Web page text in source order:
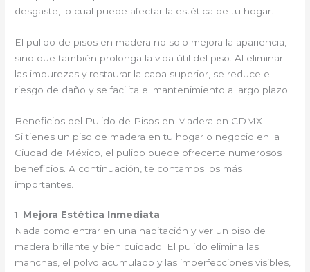
desgaste, lo cual puede afectar la estética de tu hogar.
El pulido de pisos en madera no solo mejora la apariencia,
sino que también prolonga la vida útil del piso. Al eliminar
las impurezas y restaurar la capa superior, se reduce el
riesgo de daño y se facilita el mantenimiento a largo plazo.
Beneficios del Pulido de Pisos en Madera en CDMX
Si tienes un piso de madera en tu hogar o negocio en la
Ciudad de México, el pulido puede ofrecerte numerosos
beneficios. A continuación, te contamos los más
importantes.
1. Mejora Estética Inmediata
Nada como entrar en una habitación y ver un piso de
madera brillante y bien cuidado. El pulido elimina las
manchas, el polvo acumulado y las imperfecciones visibles,